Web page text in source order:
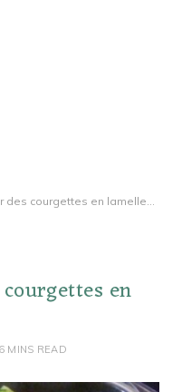
Comment couper des courgettes en lamelles ?
en
6 MINS READ